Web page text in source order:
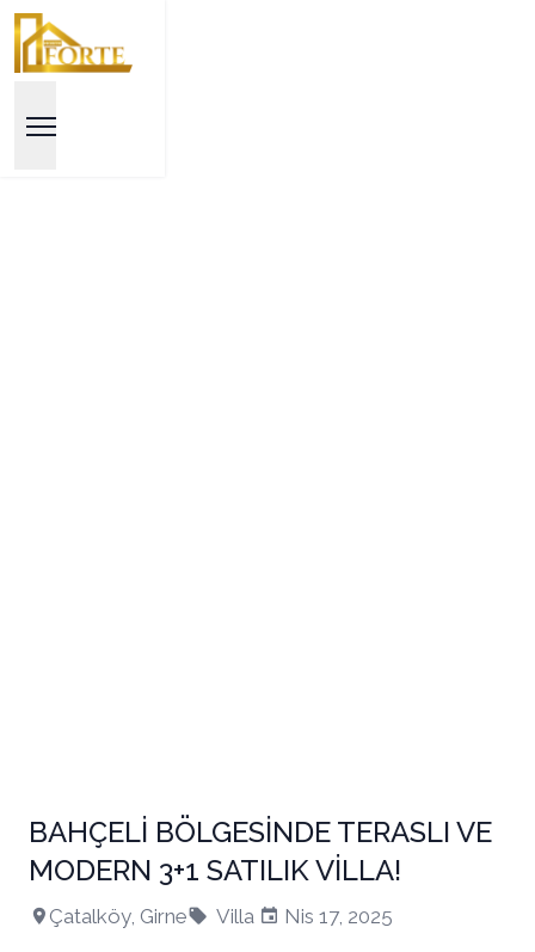
+15
BAHÇELİ BÖLGESİNDE TERASLI VE
MODERN 3+1 SATILIK VİLLA!
Çatalköy, Girne Villa Nis 17, 2025